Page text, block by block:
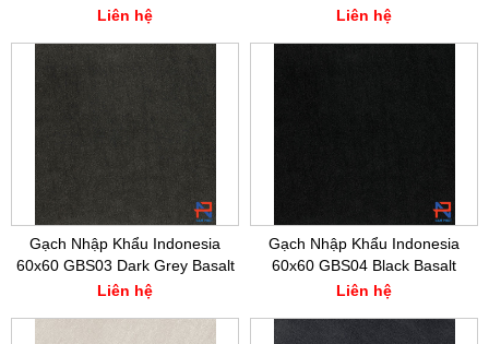
Liên hệ
Liên hệ
Gạch Nhập Khẩu Indonesia
60x60 GBS03 Dark Grey Basalt
Liên hệ
Gạch Nhập Khẩu Indonesia
60x60 GBS04 Black Basalt
Liên hệ